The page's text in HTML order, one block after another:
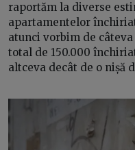
raportăm la diverse
apartamentelor
atunci vorbim de
total de 150.000
altceva decât de o nișă